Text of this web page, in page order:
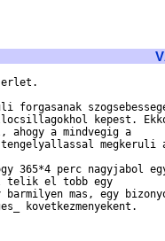
forgasanak
kepest.
a mindvegig a
megkeruli
365*4 perc nagyjabol
telik el tobb egy
mas, egy
kovetkezmenyekent.